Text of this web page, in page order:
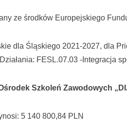
ze środków Europejskiego
dla Śląskiego 2021-2027, dla
FESL.07.03 -Integracja
Szkoleń Zawodowych
5 140 800,84 PLN